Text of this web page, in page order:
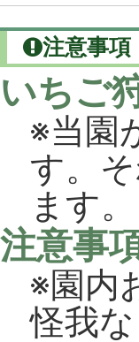
注意事項
いちご
※当園
す。
ます。
注意事
※園内
怪我